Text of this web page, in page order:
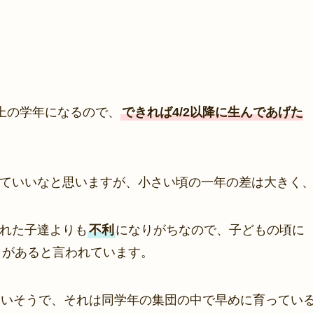
の学年になるので、 できれば4/2以降に生んであげた
いいなと思いますが、小さい頃の一年の差は大きく
た子達よりも 不利になりがちなので、子どもの頃に
あると言われています。
そうで、それは同学年の集団の中で早めに育ってい